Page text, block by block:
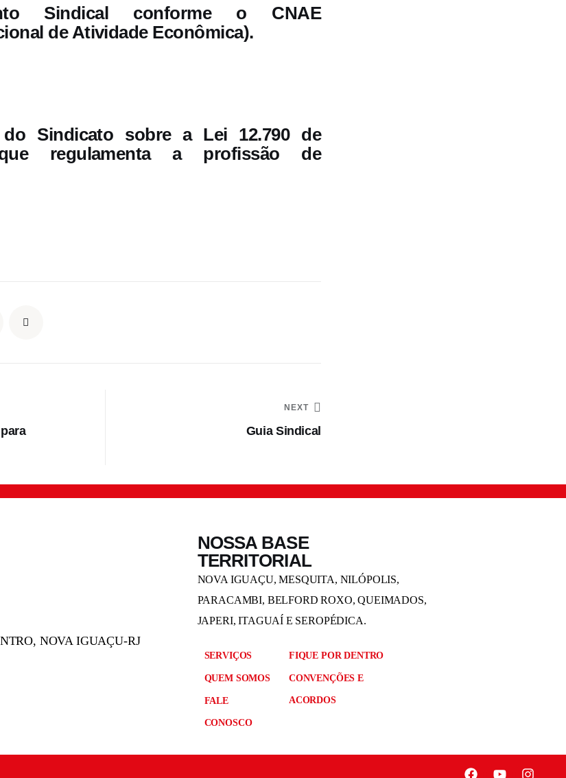
Sindical conforme o CNAE
de Atividade Econômica).
do Sindicato sobre a Lei 12.790 de
que regulamenta a profissão de
NEXT
Guia Sindical
NOVA IGUAÇU-RJ
NOSSA BASE
TERRITORIAL
NOVA IGUAÇU, MESQUITA, NILÓPOLIS,
PARACAMBI, BELFORD ROXO, QUEIMADOS,
JAPERI, ITAGUAÍ E SEROPÉDICA.
SERVIÇOS
QUEM SOMOS
FALE
CONOSCO
FIQUE POR DENTRO
CONVENÇÕES E
ACORDOS